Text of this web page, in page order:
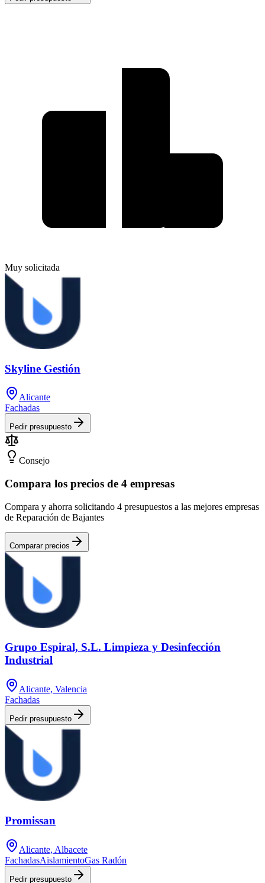
Muy solicitada
Skyline Gestión
Alicante
Fachadas
Pedir presupuesto
Consejo
Compara los precios de 4 empresas
Compara y ahorra solicitando 4 presupuestos a las mejores empresas
de Reparación de Bajantes
Comparar precios
Grupo Espiral, S.L. Limpieza y Desinfección
Industrial
Alicante, Valencia
Fachadas
Pedir presupuesto
Promissan
Alicante, Albacete
FachadasAislamientoGas Radón
Pedir presupuesto